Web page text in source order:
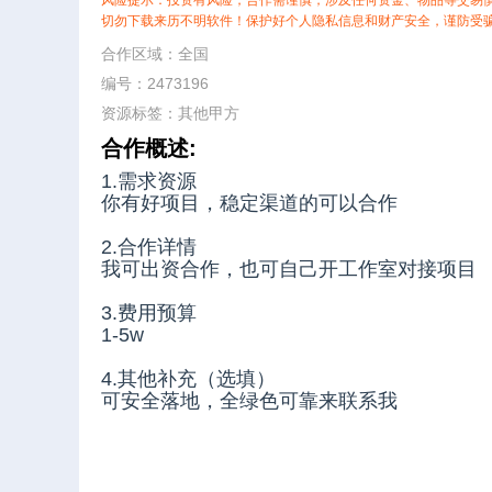
切勿下载来历不明软件！保护好个人隐私信息和财产安全，谨防受
合作区域：全国
编号：2473196
资源标签： 其他甲方
合作概述:
1.需求资源
你有好项目，稳定渠道的可以合作
2.合作详情
我可出资合作，也可自己开工作室对接项目
3.费用预算
1-5w
4.其他补充（选填）
可安全落地，全绿色可靠来联系我